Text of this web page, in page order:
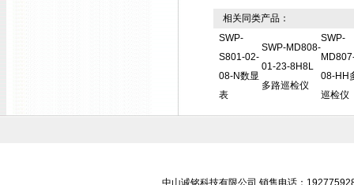
相关同类产品：
SWP-
S801-02-
08-N数显
表
SWP-MD808-
01-23-8H8L
多路巡检仪
SWP-
08-HH
巡检仪
中山诚铭科技有限公司 销售电话：